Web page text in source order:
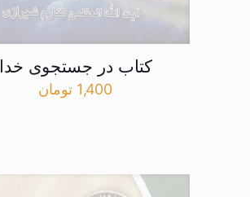
کتاب در جستجوی خدا
1,400 تومان